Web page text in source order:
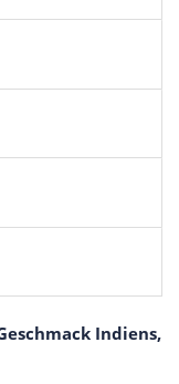
Indiens,